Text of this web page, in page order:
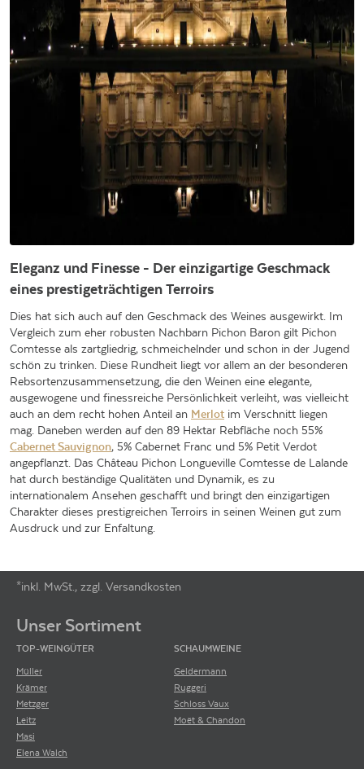
Eleganz und Finesse - Der einzigartige Geschmack
eines prestigeträchtigen Terroirs
Dies hat sich auch auf den Geschmack des Weines ausgewirkt. Im
Vergleich zum eher robusten Nachbarn Pichon Baron gilt Pichon
Comtesse als zartgliedrig, schmeichelnder und schon in der Jugend
schön zu trinken. Diese Rundheit liegt vor allem an der besonderen
Rebsortenzusammensetzung, die den Weinen eine elegante,
ausgewogene und finessreiche Persönlichkeit verleiht, was vielleicht
auch an dem recht hohen Anteil an Merlot im Verschnitt liegen
mag. Daneben werden auf den 89 Hektar Rebfläche noch 55%
Cabernet Sauvignon, 5% Cabernet Franc und 5% Petit Verdot
angepflanzt. Das Château Pichon Longueville Comtesse de Lalande
hat durch beständige Qualitäten und Dynamik, es zu
internationalem Ansehen geschafft und bringt den einzigartigen
Charakter dieses prestigreichen Terroirs in seinen Weinen gut zum
Ausdruck und zur Enfaltung.
*inkl. MwSt., zzgl. Versandkosten
Unser Sortiment
TOP-WEINGÜTER
Müller
Krämer
Metzger
Leitz
Masi
Elena Walch
SCHAUMWEINE
Geldermann
Ruggeri
Schloss Vaux
Moët & Chandon